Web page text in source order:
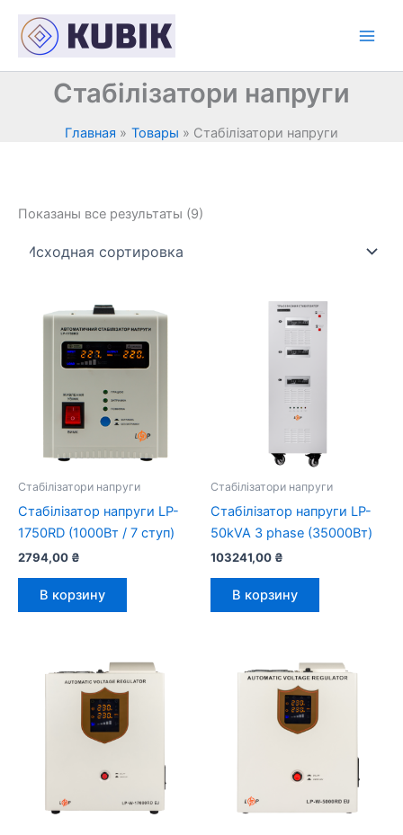
содержимому
Стабілізатори напруги
Главная Товары Стабілізатори напруги
Показаны все результаты (9)
Стабілізатори напруги
Стабілізатор напруги LP-
1750RD (1000Вт / 7 ступ)
2794,00 ₴
В корзину
Стабілізатори напруги
Стабілізатор напруги LP-
50kVA 3 phase (35000Вт)
103241,00 ₴
В корзину